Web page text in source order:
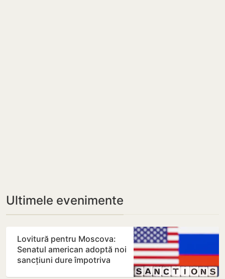
Ultimele evenimente
Lovitură pentru Moscova:
Senatul american adoptă noi
sancțiuni dure împotriva